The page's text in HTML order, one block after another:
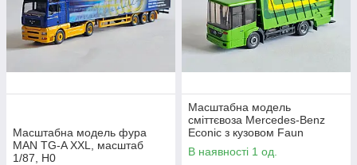
Масштабна модель фура
MAN TG-A XXL, масштаб
1/87, H0
Масштабна модель
сміттєвоза Mercedes-Benz
Econic з кузовом Faun
Variopress, масштаб 1/87, H0
В наявності 1 од.